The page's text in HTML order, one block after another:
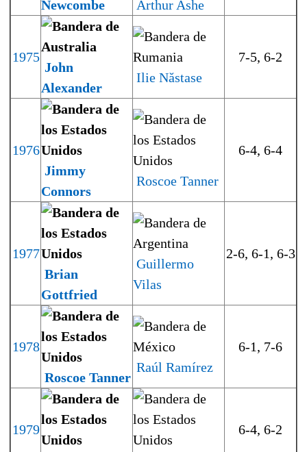
Newcombe Arthur Ashe
1975
John
Alexander
Ilie Năstase
7-5, 6-2
1976
Jimmy
Connors
Roscoe Tanner
6-4, 6-4
1977
Brian
Gottfried
Guillermo
Vilas
2-6, 6-1, 6-3
1978
Roscoe Tanner
Raúl Ramírez
6-1, 7-6
1979 6-4, 6-2